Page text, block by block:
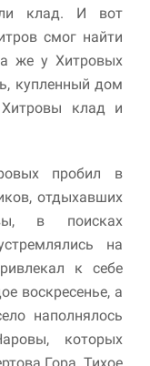
клад. И вот
смог найти
же у Хитровых
купленный дом
клад и
пробил в
отдыхавших
в поисках
на
к себе
воскресенье, а
наполнялось
которых